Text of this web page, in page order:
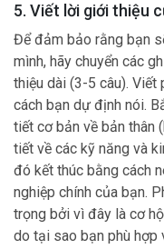
5. Viết lời giới thiệu
Để đảm bảo rằng bạn
mình, hãy chuyển các
thiệu dài (3-5 câu). Viết
cách bạn dự định nói.
tiết cơ bản về bản thân
tiết về các kỹ năng và
đó kết thúc bằng cách
nghiệp chính của bạn.
trọng bởi vì đây là cơ
do tại sao bạn phù hợp